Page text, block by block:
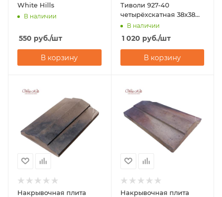
White Hills
В наличии
550 руб./шт
В корзину
Тиволи 927-40
четырёхскатная 38x38
White Hills
В наличии
1 020 руб./шт
В корзину
Накрывочная плита
Накрывочная плита